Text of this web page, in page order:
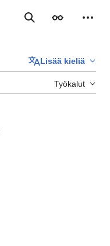
Haku Ulkoasu
Lisää kieliä
Työkalut